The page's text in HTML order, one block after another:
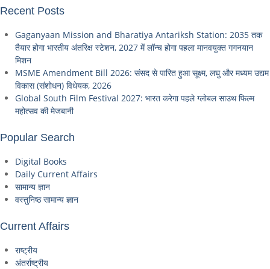
Recent Posts
Gaganyaan Mission and Bharatiya Antariksh Station: 2035 तक
तैयार होगा भारतीय अंतरिक्ष स्टेशन, 2027 में लॉन्च होगा पहला मानवयुक्त गगनयान
मिशन
MSME Amendment Bill 2026: संसद से पारित हुआ सूक्ष्म, लघु और मध्यम उद्यम
विकास (संशोधन) विधेयक, 2026
Global South Film Festival 2027: भारत करेगा पहले ग्लोबल साउथ फिल्म
महोत्सव की मेजबानी
Popular Search
Digital Books
Daily Current Affairs
सामान्य ज्ञान
वस्तुनिष्ठ सामान्य ज्ञान
Current Affairs
राष्ट्रीय
अंतर्राष्ट्रीय